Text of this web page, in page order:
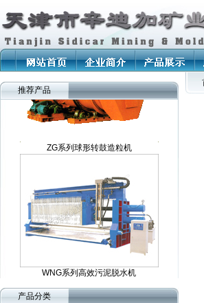
推荐产品
WNG系列高效污泥脱水机
产品分类